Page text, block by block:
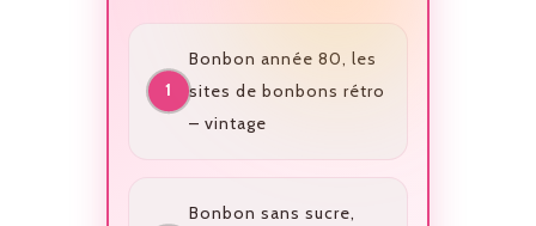
Bonbon année 80, les
sites de bonbons rétro
– vintage
Bonbon sans sucre,